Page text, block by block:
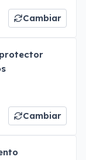
Cambiar
Cambiar